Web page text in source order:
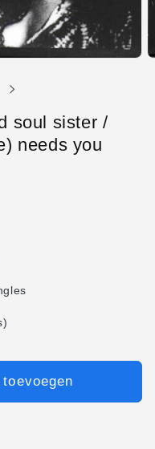
soul sister /
needs you